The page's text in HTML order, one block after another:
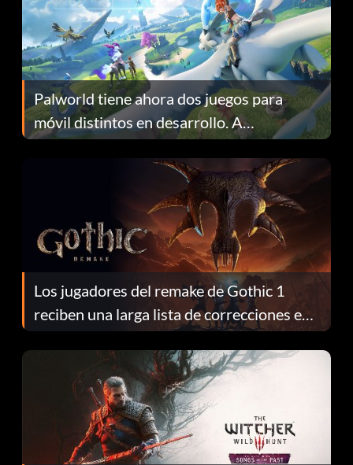
Palworld tiene ahora dos juegos para
móvil distintos en desarrollo. A
continuación te explicamos por qué.
Los jugadores del remake de Gothic 1
reciben una larga lista de correcciones en
el parche 1.0.4